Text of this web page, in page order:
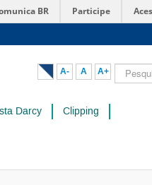
BR Participe
A- A A+
Darcy Clipping